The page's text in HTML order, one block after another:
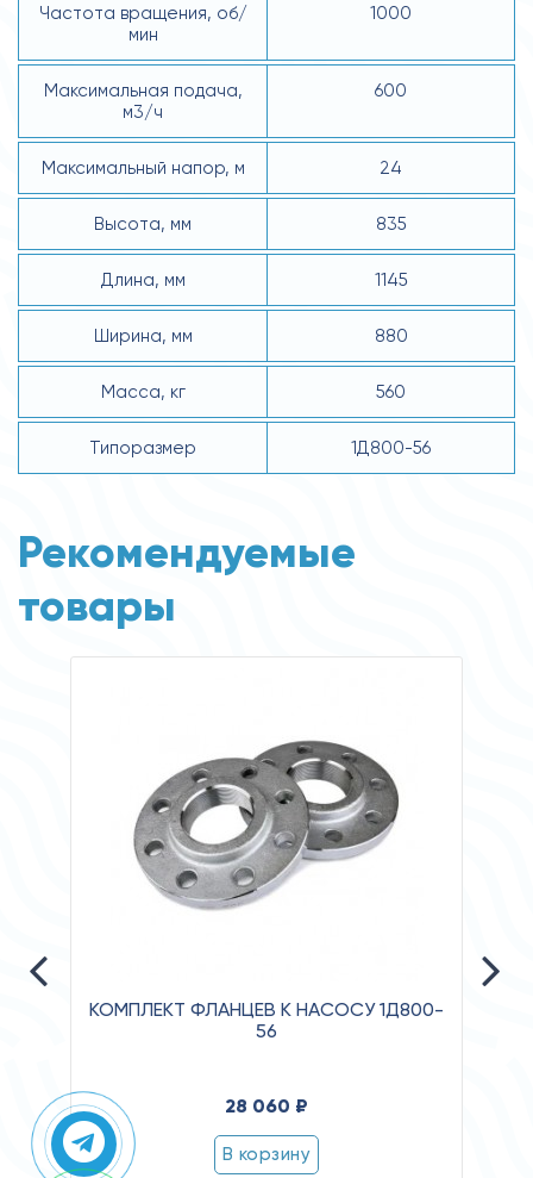
Частота вращения, об/
мин
1000
Максимальная подача,
м3/ч
600
Максимальный напор, м 24
Высота, мм 835
Длина, мм 1145
Ширина, мм 880
Масса, кг 560
Типоразмер 1Д800-56
Рекомендуемые
товары
КОМПЛЕКТ ФЛАНЦЕВ К НАСОСУ 1Д800-
56
28 060 ₽
В корзину